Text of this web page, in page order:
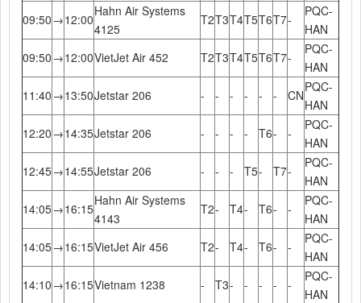
09:50 →12:00
Hahn Air Systems
4125
T2T3T4T5T6T7-
PQC-
HAN
09:50 →12:00VietJet Air 452 T2T3T4T5T6T7-
PQC-
HAN
11:40 →13:50Jetstar 206 - - - - - - CN
PQC-
HAN
12:20 →14:35Jetstar 206 - - - - T6- -
PQC-
HAN
12:45→14:55Jetstar 206 - - - T5- T7-
PQC-
HAN
14:05→16:15
Hahn Air Systems
4143
T2- T4- T6- -
PQC-
HAN
14:05→16:15VietJet Air 456 T2- T4- T6- -
PQC-
HAN
14:10 →16:15Vietnam 1238 - T3- - - - -
PQC-
HAN